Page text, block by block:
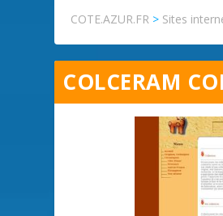
COTE.AZUR.FR > Sites
COLCERAM